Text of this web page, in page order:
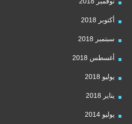
أكتوبر 2018
سبتمبر 2018
أغسطس 2018
يوليو 2018
يناير 2018
يوليو 2014